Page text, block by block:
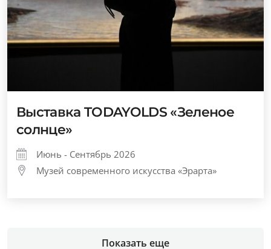
Выставка TODAYOLDS «Зеленое
солнце»
Июнь - Сентябрь 2026
Музей современного искусства «Эрарта»
Показать еще